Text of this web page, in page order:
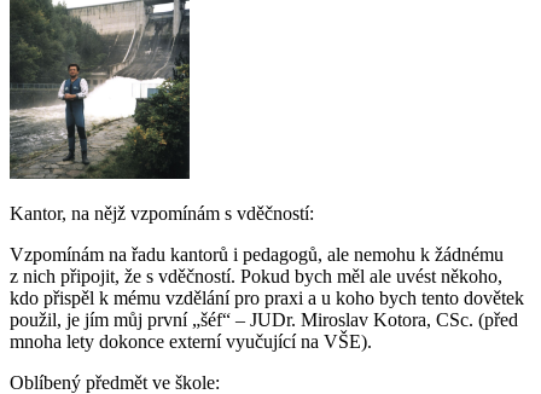
Kantor, na nějž vzpomínám s vděčností:
Vzpomínám na řadu kantorů i pedagogů, ale nemohu k žádnému
z nich připojit, že s vděčností. Pokud bych měl ale uvést někoho,
kdo přispěl k mému vzdělání pro praxi a u koho bych tento dovětek
použil, je jím můj první „šéf“ – JUDr. Miroslav Kotora, CSc. (před
mnoha lety dokonce externí vyučující na VŠE).
Oblíbený předmět ve škole: